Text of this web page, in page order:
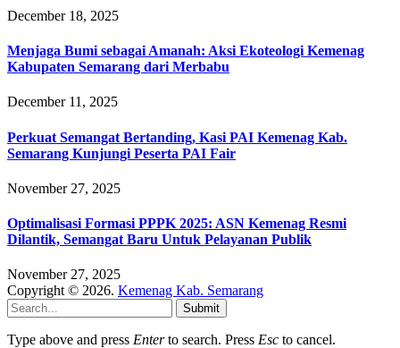
December 18, 2025
Menjaga Bumi sebagai Amanah: Aksi Ekoteologi Kemenag
Kabupaten Semarang dari Merbabu
December 11, 2025
Perkuat Semangat Bertanding, Kasi PAI Kemenag Kab.
Semarang Kunjungi Peserta PAI Fair
November 27, 2025
Optimalisasi Formasi PPPK 2025: ASN Kemenag Resmi
Dilantik, Semangat Baru Untuk Pelayanan Publik
November 27, 2025
Copyright © 2026. Kemenag Kab. Semarang
Submit
Type above and press Enterto search. Press Esc to cancel.